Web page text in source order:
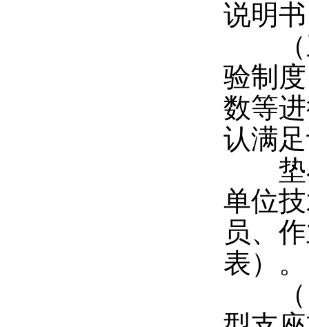
说明
（三
验制
数等
认满
垫石
单位
员、
表）。
（四